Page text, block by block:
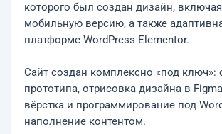
которого был создан дизайн,
мобильную версию, а также
платформе WordPress Elementor.
Сайт создан комплексно «под ключ»:
прототипа, отрисовка дизайна в
вёрстка и программирование под
наполнение контентом.